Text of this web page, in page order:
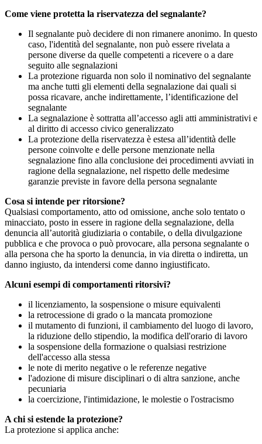
Come viene protetta la riservatezza del segnalante?
Il segnalante può decidere di non rimanere anonimo. In questo
caso, l'identità del segnalante, non può essere rivelata a
persone diverse da quelle competenti a ricevere o a dare
seguito alle segnalazioni
La protezione riguarda non solo il nominativo del segnalante
ma anche tutti gli elementi della segnalazione dai quali si
possa ricavare, anche indirettamente, l’identificazione del
segnalante
La segnalazione è sottratta all’accesso agli atti amministrativi e
al diritto di accesso civico generalizzato
La protezione della riservatezza è estesa all’identità delle
persone coinvolte e delle persone menzionate nella
segnalazione fino alla conclusione dei procedimenti avviati in
ragione della segnalazione, nel rispetto delle medesime
garanzie previste in favore della persona segnalante
Cosa si intende per ritorsione?
Qualsiasi comportamento, atto od omissione, anche solo tentato o
minacciato, posto in essere in ragione della segnalazione, della
denuncia all’autorità giudiziaria o contabile, o della divulgazione
pubblica e che provoca o può provocare, alla persona segnalante o
alla persona che ha sporto la denuncia, in via diretta o indiretta, un
danno ingiusto, da intendersi come danno ingiustificato.
Alcuni esempi di comportamenti ritorsivi?
il licenziamento, la sospensione o misure equivalenti
la retrocessione di grado o la mancata promozione
il mutamento di funzioni, il cambiamento del luogo di lavoro,
la riduzione dello stipendio, la modifica dell'orario di lavoro
la sospensione della formazione o qualsiasi restrizione
dell'accesso alla stessa
le note di merito negative o le referenze negative
l'adozione di misure disciplinari o di altra sanzione, anche
pecuniaria
la coercizione, l'intimidazione, le molestie o l'ostracismo
A chi si estende la protezione?
La protezione si applica anche: